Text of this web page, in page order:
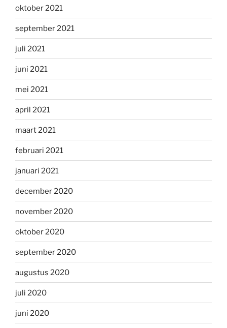
oktober 2021
september 2021
juli 2021
juni 2021
mei 2021
april 2021
maart 2021
februari 2021
januari 2021
december 2020
november 2020
oktober 2020
september 2020
augustus 2020
juli 2020
juni 2020